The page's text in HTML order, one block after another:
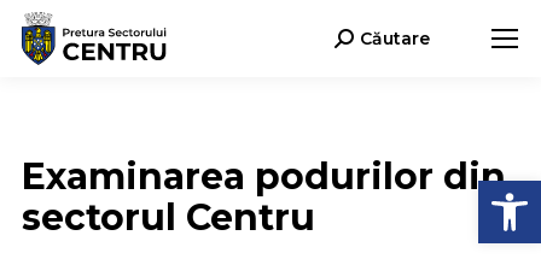
Search:Căutare
Examinarea podurilor din
sectorul Centru